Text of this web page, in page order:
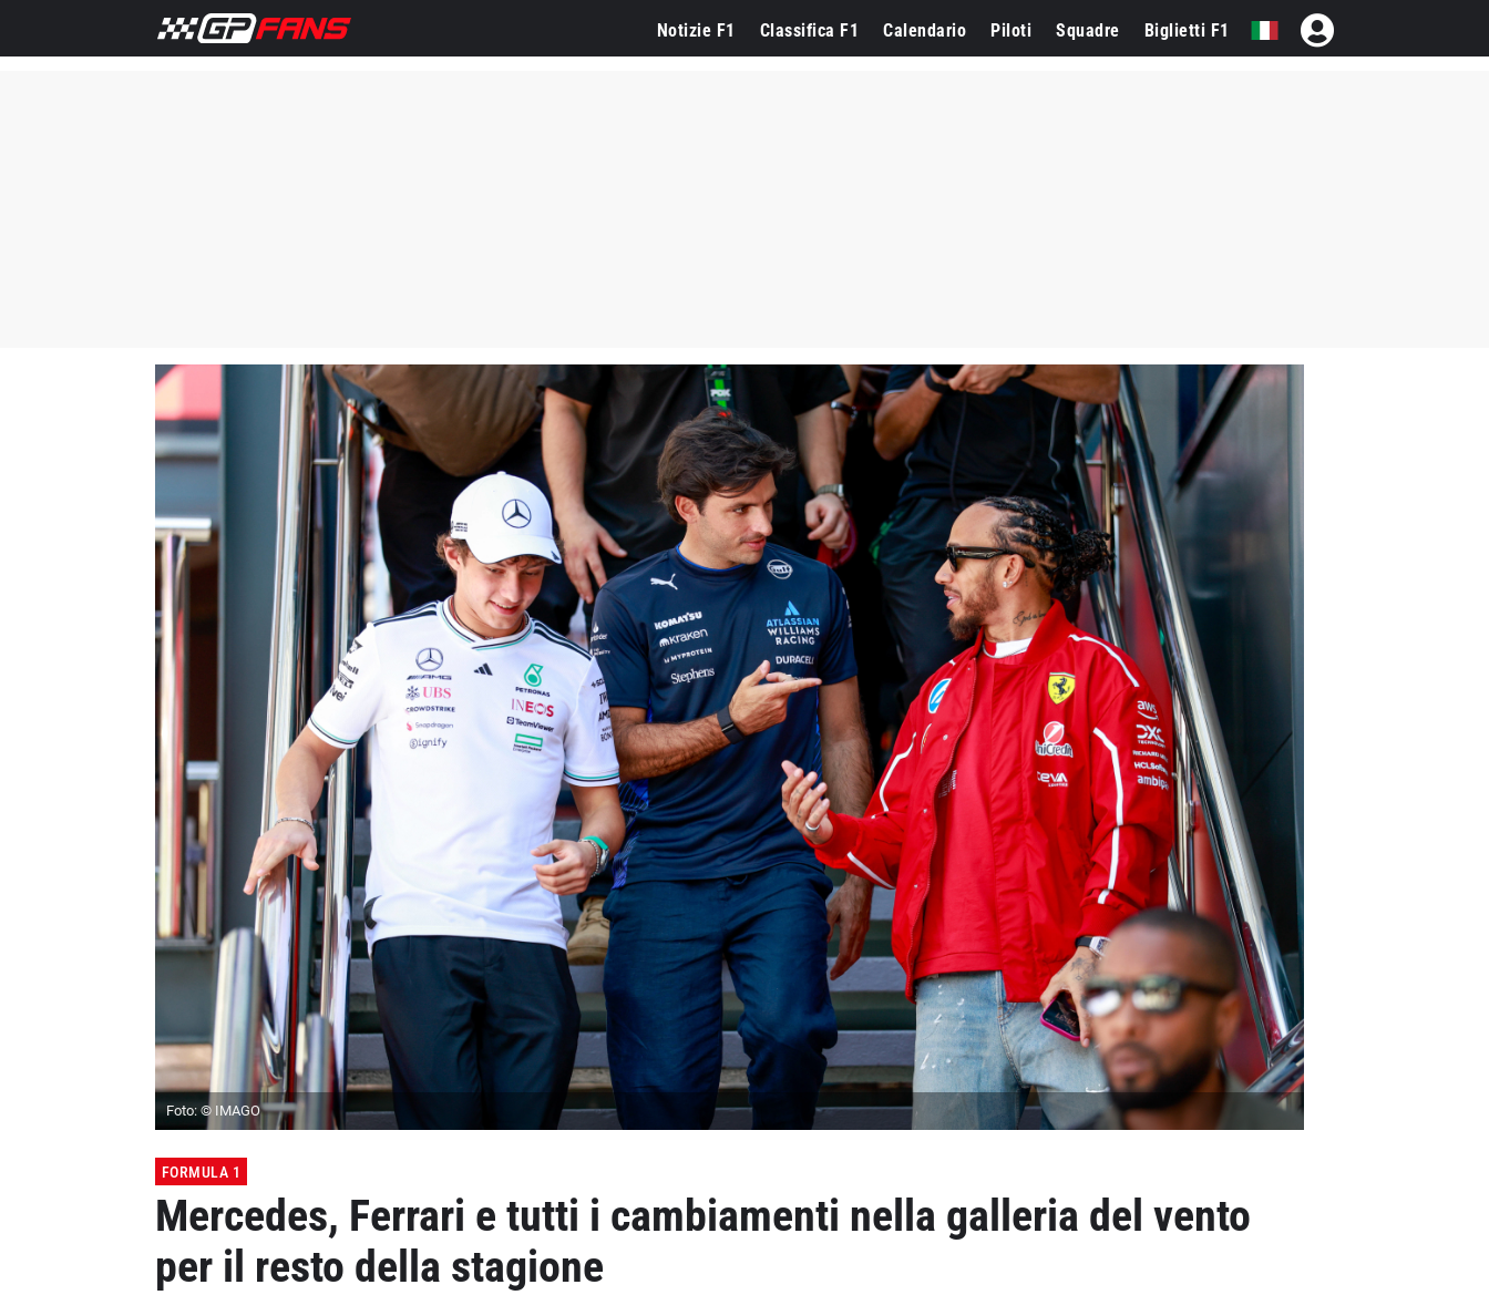
Notizie F1 Classifica F1 Calendario Piloti Squadre Biglietti F1
Foto: © IMAGO
FORMULA 1
Mercedes, Ferrari e tutti i cambiamenti nella galleria del vento
per il resto della stagione